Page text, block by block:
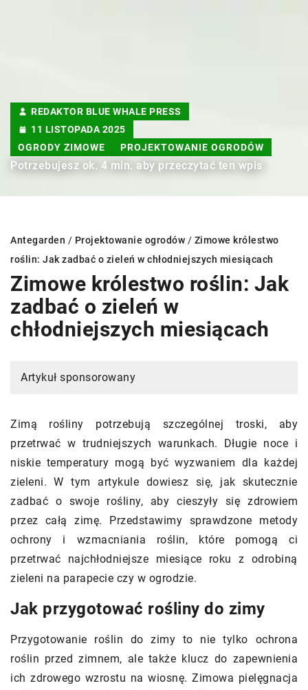
REDAKTOR BLUE WHALE PRESS
11 LISTOPADA 2025
OGRODY ZIMOWE
PROJEKTOWANIE OGRODÓW
Potrzebujesz ok. 4 min. aby przeczytać ten wpis
Antegarden / Projektowanie ogrodów / Zimowe królestwo
roślin: Jak zadbać o zieleń w chłodniejszych miesiącach
Zimowe królestwo roślin: Jak
zadbać o zieleń w
chłodniejszych miesiącach
Artykuł sponsorowany
Zimą rośliny potrzebują szczególnej troski, aby
przetrwać w trudniejszych warunkach. Długie noce i
niskie temperatury mogą być wyzwaniem dla każdej
zieleni. W tym artykule dowiesz się, jak skutecznie
zadbać o swoje rośliny, aby cieszyły się zdrowiem
przez całą zimę. Przedstawimy sprawdzone metody
ochrony i wzmacniania roślin, które pomogą ci
przetrwać najchłodniejsze miesiące roku z odrobiną
zieleni na parapecie czy w ogrodzie.
Jak przygotować rośliny do zimy
Przygotowanie roślin do zimy to nie tylko ochrona
roślin przed zimnem, ale także klucz do zapewnienia
ich zdrowego wzrostu na wiosnę. Zimowa pielęgnacja